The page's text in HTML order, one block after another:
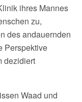
ihres Mannes
zu,
des andauernden
Perspektive
dezidiert
Waad und